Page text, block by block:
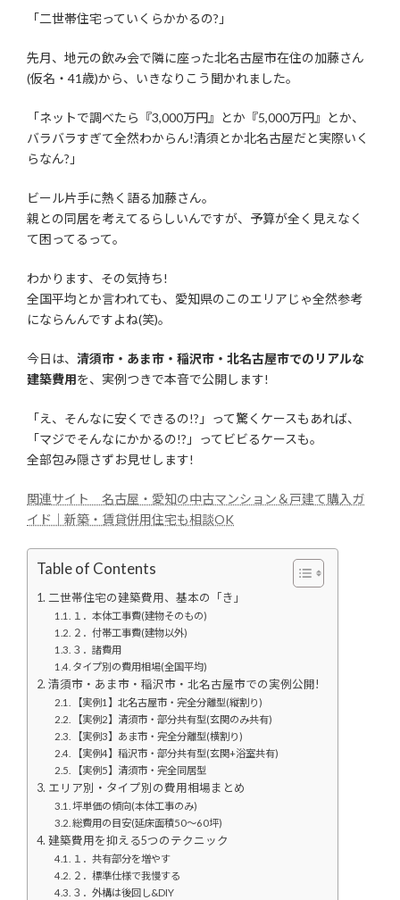
「二世帯住宅っていくらかかるの?」
先月、地元の飲み会で隣に座った北名古屋市在住の加藤さん
(仮名・41歳)から、いきなりこう聞かれました。
「ネットで調べたら『3,000万円』とか『5,000万円』とか、
バラバラすぎて全然わからん!清須とか北名古屋だと実際いく
らなん?」
ビール片手に熱く語る加藤さん。
親との同居を考えてるらしいんですが、予算が全く見えなく
て困ってるって。
わかります、その気持ち!
全国平均とか言われても、愛知県のこのエリアじゃ全然参考
にならんんですよね(笑)。
今日は、 清須市・あま市・稲沢市・北名古屋市でのリアルな
建築費用を、実例つきで本音で公開します!
「え、そんなに安くできるの!?」って驚くケースもあれば、
「マジでそんなにかかるの!?」ってビビるケースも。
全部包み隠さずお見せします!
関連サイト 名古屋・愛知の中古マンション＆戸建て購入ガ
イド｜新築・賃貸併用住宅も相談OK
Table of Contents
二世帯住宅の建築費用、基本の「き」
１．本体工事費(建物そのもの)
２．付帯工事費(建物以外)
３．諸費用
タイプ別の費用相場(全国平均)
清須市・あま市・稲沢市・北名古屋市での実例公開!
【実例1】北名古屋市・完全分離型(縦割り)
【実例2】清須市・部分共有型(玄関のみ共有)
【実例3】あま市・完全分離型(横割り)
【実例4】稲沢市・部分共有型(玄関+浴室共有)
【実例5】清須市・完全同居型
エリア別・タイプ別の費用相場まとめ
坪単価の傾向(本体工事のみ)
総費用の目安(延床面積50〜60坪)
建築費用を抑える5つのテクニック
１．共有部分を増やす
２．標準仕様で我慢する
３．外構は後回し&DIY